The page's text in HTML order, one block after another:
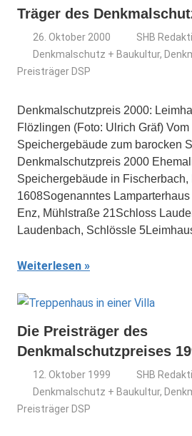
Träger des
26. Oktober 2000
SHB
Denkmalschutz + Baukultur,
Preisträger DSP
Denkmalschutzpreis 2000:
Flözlingen (Foto: Ulrich Gräf)
Speichergebäude zum barocken
Denkmalschutzpreis 2000
Speichergebäude in Fischerbach,
1608Sogenanntes
Enz, Mühlstraße 21Schloss
Laudenbach, Schlössle
Weiterlesen
Die Preisträger des
Denkmalschutzpreises
12. Oktober 1999
SHB
Denkmalschutz + Baukultur,
Preisträger DSP